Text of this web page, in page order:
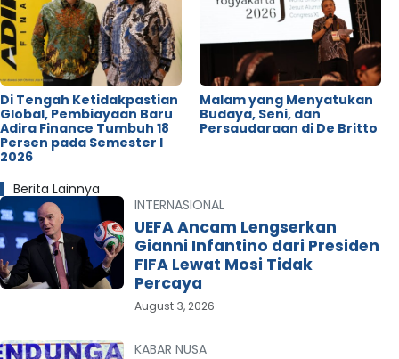
Di Tengah Ketidakpastian
Global, Pembiayaan Baru
Adira Finance Tumbuh 18
Persen pada Semester I
2026
Malam yang Menyatukan
Budaya, Seni, dan
Persaudaraan di De Britto
Berita Lainnya
INTERNASIONAL
UEFA Ancam Lengserkan
Gianni Infantino dari Presiden
FIFA Lewat Mosi Tidak
Percaya
August 3, 2026
KABAR NUSA